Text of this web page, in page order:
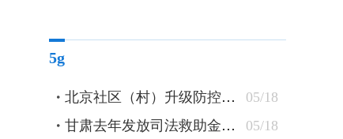
5g
05/18
北京社区（村）升级防控措施 24小时卡口值守查验48小时核酸
05/18
甘肃去年发放司法救助金逾1300万元 防止当事人“因案致贫”